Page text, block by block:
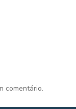
comentário.